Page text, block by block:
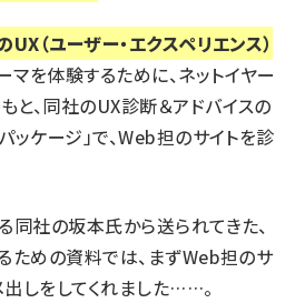
（ユーザー・エクスペリエンス）
マを体験するために、ネットイヤー
と、同社のUX診断＆アドバイスの
ッケージ 」で、Web担のサイトを診
同社の坂本氏から送られてきた、
ための資料では、まずWeb担のサ
出しをしてくれました……。